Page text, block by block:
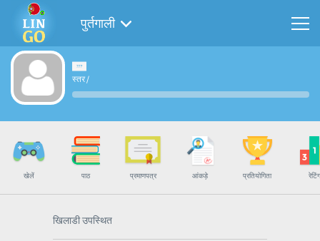
पुर्तगाली
स्तर/
खेलें पाठ प्रमाणपत्र आंकड़े प्रतियोगिता रेटिंग
खिलाडी उपस्थित